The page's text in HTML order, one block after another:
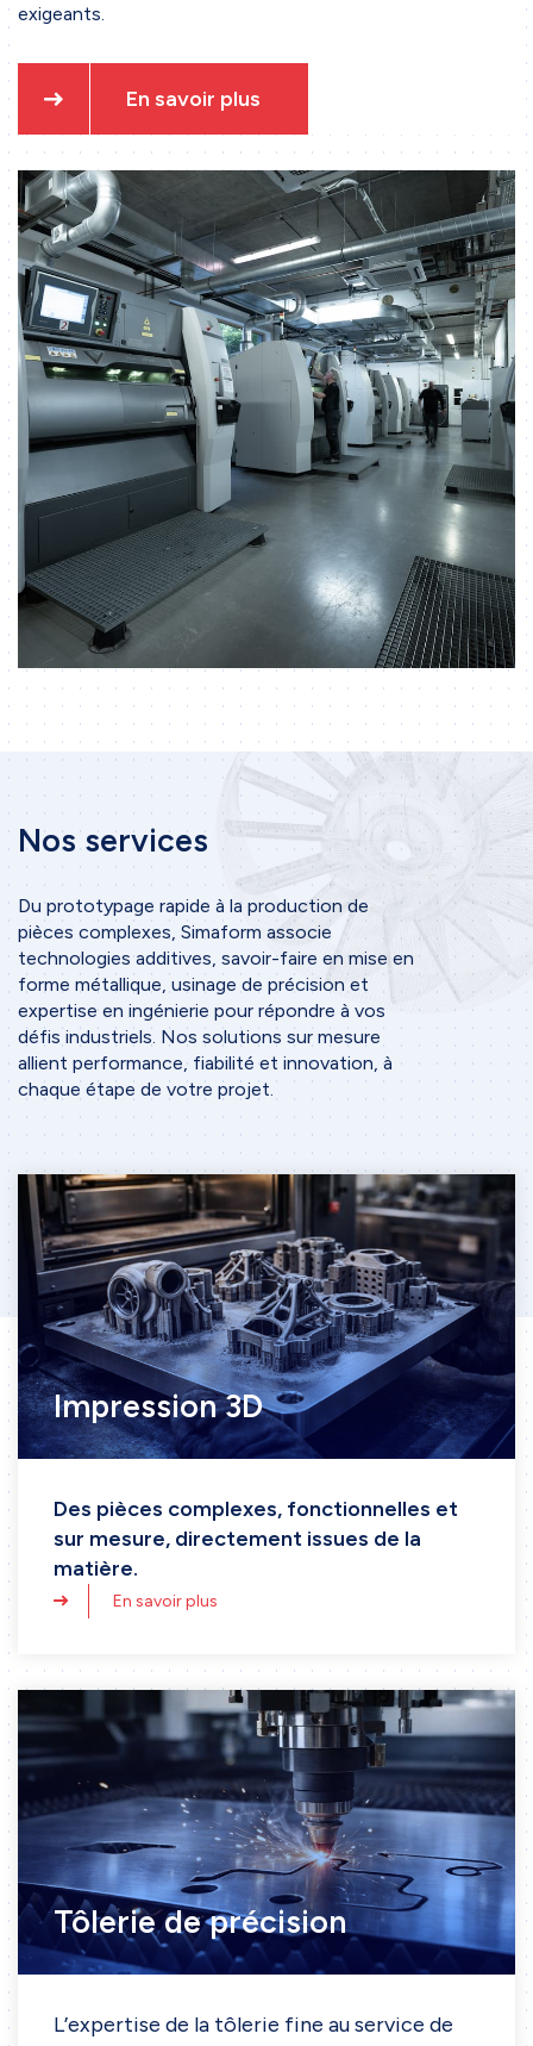
Accueil
exigeants.
En savoir plus
Nos services
Du prototypage rapide à la production de
pièces complexes, Simaform associe
technologies additives, savoir-faire en mise en
forme métallique, usinage de précision et
expertise en ingénierie pour répondre à vos
défis industriels. Nos solutions sur mesure
allient performance, fiabilité et innovation, à
chaque étape de votre projet.
Impression 3D
Des pièces complexes, fonctionnelles et
sur mesure, directement issues de la
matière.
En savoir plus
Tôlerie de précision
L’expertise de la tôlerie fine au service de